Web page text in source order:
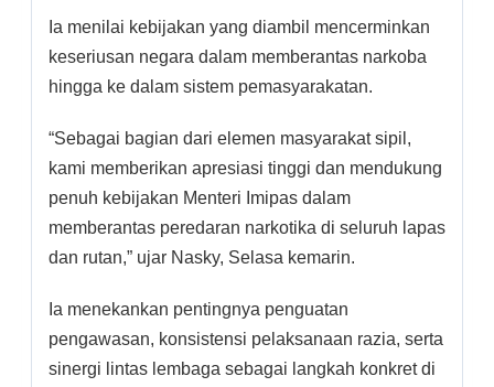
Ia menilai kebijakan yang diambil mencerminkan
keseriusan negara dalam memberantas narkoba
hingga ke dalam sistem pemasyarakatan.
“Sebagai bagian dari elemen masyarakat sipil,
kami memberikan apresiasi tinggi dan mendukung
penuh kebijakan Menteri Imipas dalam
memberantas peredaran narkotika di seluruh lapas
dan rutan,” ujar Nasky, Selasa kemarin.
Ia menekankan pentingnya penguatan
pengawasan, konsistensi pelaksanaan razia, serta
sinergi lintas lembaga sebagai langkah konkret di